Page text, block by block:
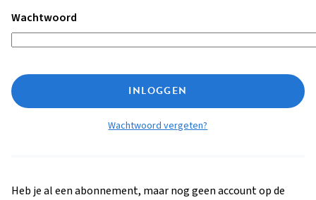
Wachtwoord
INLOGGEN
Wachtwoord vergeten?
Heb je al een abonnement, maar nog geen account op de